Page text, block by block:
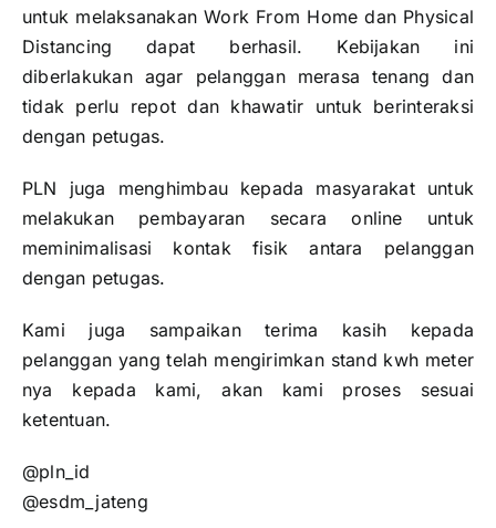
untuk melaksanakan Work From Home dan Physical
Distancing dapat berhasil. Kebijakan ini
diberlakukan agar pelanggan merasa tenang dan
tidak perlu repot dan khawatir untuk berinteraksi
dengan petugas.
PLN juga menghimbau kepada masyarakat untuk
melakukan pembayaran secara online untuk
meminimalisasi kontak fisik antara pelanggan
dengan petugas.
Kami juga sampaikan terima kasih kepada
pelanggan yang telah mengirimkan stand kwh meter
nya kepada kami, akan kami proses sesuai
ketentuan.
@pln_id
@esdm_jateng